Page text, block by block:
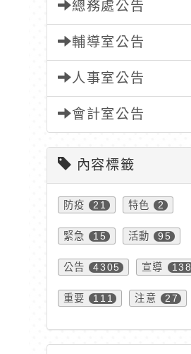
總務處公告
輔導室公告
人事室公告
會計室公告
內容標籤
防疫 21 特色 2
緊急 15 活動 95
公告 4305 宣導 138
重要 111 注意 27